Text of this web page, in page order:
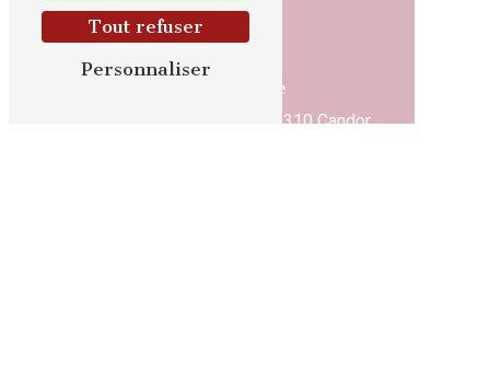
Adresse
60310 Candor
Tout refuser
Personnaliser